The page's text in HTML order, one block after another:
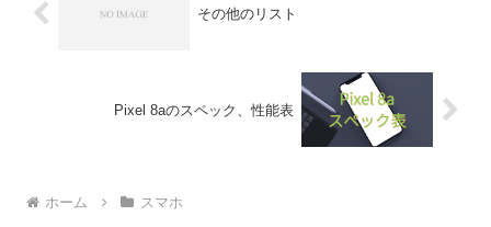
その他のリスト
Pixel 8aのスペック、性能表
ホーム スマホ